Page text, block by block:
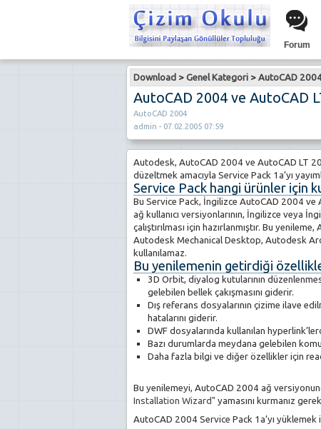
Forum
Download> Genel Kategori> AutoCAD
AutoCAD 2004 ve AutoCAD
AutoCAD 2004
admin - 07.02.2005 07:59
Autodesk, AutoCAD 2004 ve AutoCAD LT
düzeltmek amacıyla Service Pack 1a’yı
Service Pack hangi ürünler için
Bu Service Pack, İngilizce AutoCAD 2004 ve
ağ kullanıcı versiyonlarının, İngilizce veya
çalıştırılması için hazırlanmıştır. Bu
Autodesk Mechanical Desktop, Autodesk
kullanılamaz.
Bu yenilemenin getirdiği
3D Orbit, diyalog kutularının
gelebilen bellek çakışmasını giderir.
Dış referans dosyalarının çizime ilave
hatalarını giderir.
DWF dosyalarında kullanılan
Bazı durumlarda meydana gelebilen
Daha fazla bilgi ve diğer özellikler için
Bu yenilemeyi, AutoCAD 2004 ağ
Installation Wizard" yamasını kurmanız
AutoCAD 2004 Service Pack 1a’yı yüklemek